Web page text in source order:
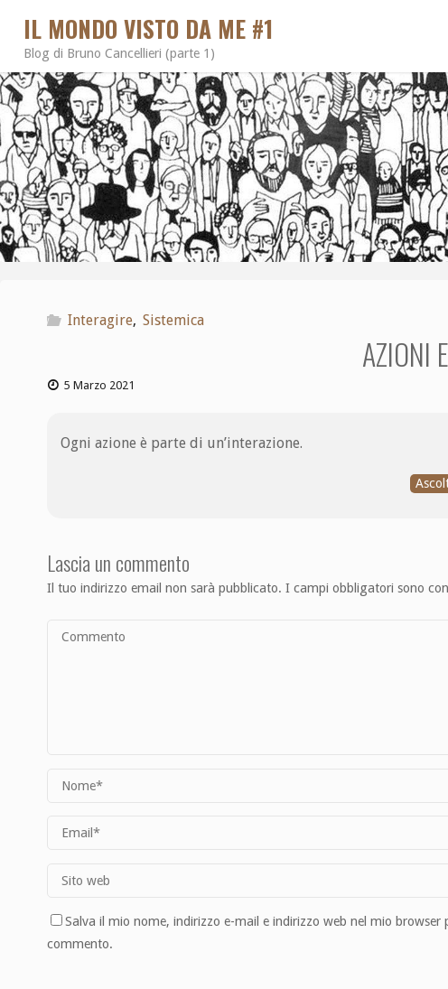
IL MONDO VISTO DA ME #1
Blog di Bruno Cancellieri (parte 1)
Interagire, Sistemica
AZIONI
5 Marzo 2021
Ogni azione è parte di un’interazione.
Lascia un commento
Il tuo indirizzo email non sarà pubblicato. I campi obbligatori sono
Salva il mio nome, indirizzo e-mail e indirizzo web nel mio browser
commento.